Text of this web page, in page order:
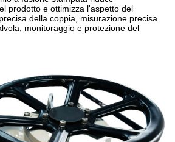
prodotto e ottimizza l'aspetto del
della coppia, misurazione precisa
monitoraggio e protezione del